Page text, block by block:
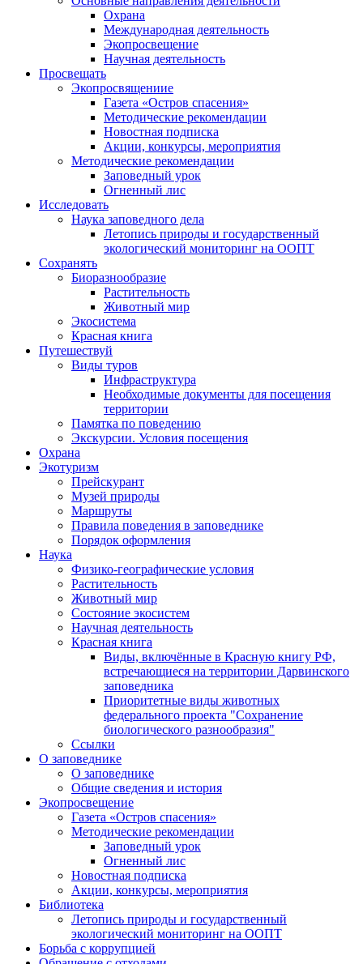
Охрана
Международная деятельность
Экопросвещение
Научная деятельность
Просвещать
Экопросвящениие
Газета «Остров спасения»
Методические рекомендации
Новостная подписка
Акции, конкурсы, мероприятия
Методические рекомендации
Заповедный урок
Огненный лис
Исследовать
Наука заповедного дела
Летопись природы и государственный
экологический мониторинг на ООПТ
Сохранять
Биоразнообразие
Растительность
Животный мир
Экосистема
Красная книга
Путешествуй
Виды туров
Инфраструктура
Необходимые документы для посещения
территории
Памятка по поведению
Экскурсии. Условия посещения
Охрана
Экотуризм
Прейскурант
Музей природы
Маршруты
Правила поведения в заповеднике
Порядок оформления
Наука
Физико-географические условия
Растительность
Животный мир
Состояние экосистем
Научная деятельность
Красная книга
Виды, включённые в Красную книгу РФ,
встречающиеся на территории Дарвинского
заповедника
Приоритетные виды животных
федерального проекта "Сохранение
биологического разнообразия"
Ссылки
О заповеднике
О заповеднике
Общие сведения и история
Экопросвещение
Газета «Остров спасения»
Методические рекомендации
Заповедный урок
Огненный лис
Новостная подписка
Акции, конкурсы, мероприятия
Библиотека
Летопись природы и государственный
экологический мониторинг на ООПТ
Борьба с коррупцией